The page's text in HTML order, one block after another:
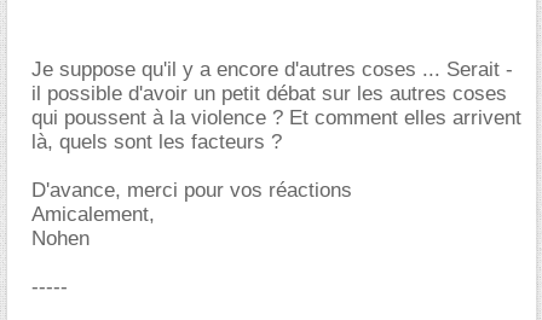
Je suppose qu'il y a encore d'autres coses ... Serait -
il possible d'avoir un petit débat sur les autres coses
qui poussent à la violence ? Et comment elles arrivent
là, quels sont les facteurs ?
D'avance, merci pour vos réactions
Amicalement,
Nohen
-----